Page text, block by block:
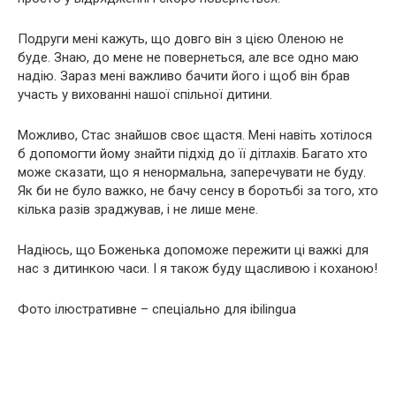
Подруги мені кажуть, що довго він з цією Оленою не
буде. Знаю, до мене не повернеться, але все одно маю
надію. Зараз мені важливо бачити його і щоб він брав
участь у вихованні нашої спільної дитини.
Можливо, Стас знайшов своє щастя. Мені навіть хотілося
б допомогти йому знайти підхід до її дітлахів. Багато хто
може сказати, що я ненормальна, заперечувати не буду.
Як би не було важко, не бачу сенсу в боротьбі за того, хто
кілька разів зраджував, і не лише мене.
Надіюсь, що Боженька допоможе пережити ці важкі для
нас з дитинкою часи. І я також буду щасливою і коханою!
Фото ілюстративне – спеціально для ibilingua